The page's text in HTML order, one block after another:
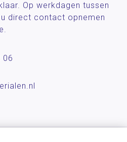
Op werkdagen tussen
direct contact opnemen
06